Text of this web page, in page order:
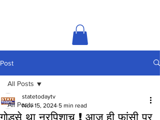
Post
All Posts
All Posts
गोड्से था नरपिशाच ! आज ही फांसी पर
statetodaytv
Nov 15, 2024 5 min read